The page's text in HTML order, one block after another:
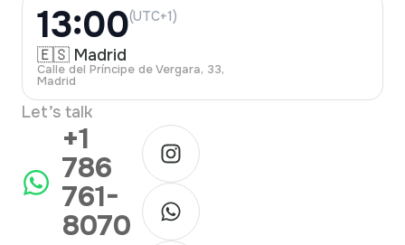
13:00(UTC+1)
🇪🇸 Madrid
Calle del Príncipe de Vergara, 33,
Madrid
Let’s talk
+1
786
761-
8070